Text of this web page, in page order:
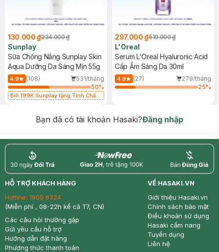
130.000 ₫234.000 ₫
Sunplay
Sữa Chống Nắng Sunplay Skin
Aqua Dưỡng Da Sáng Mịn 55g
4.9 (108)
531/tháng
50%
Bill 199K Sunplay tặng Tinh Chất
297.000 ₫519.000 ₫
L'Oreal
Serum L'Oreal Hyaluronic Acid
Cấp Ẩm Sáng Da 30ml
4.9 (27)
279/tháng
25%
Bạn đã có tài khoản Hasaki?Đăng nhập
return nowfree price
HỖ TRỢ KHÁCH HÀNG
Hotline: 1800 6324
(Miễn phí , 08-22h kể cả T7, CN)
Các câu hỏi thường gặp
Gửi yêu cầu hỗ trợ
Hướng dẫn đặt hàng
Phương thức thanh toán
VỀ HASAKI.VN
Giới thiệu Hasaki.vn
Chính sách bảo mật
Điều khoản sử dụng
Hasaki cẩm nang
Tuyển dụng
Liên hệ